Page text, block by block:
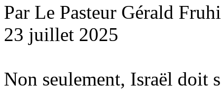
Par Le Pasteur Gérald
23 juillet 2025
Non seulement, Israël doit